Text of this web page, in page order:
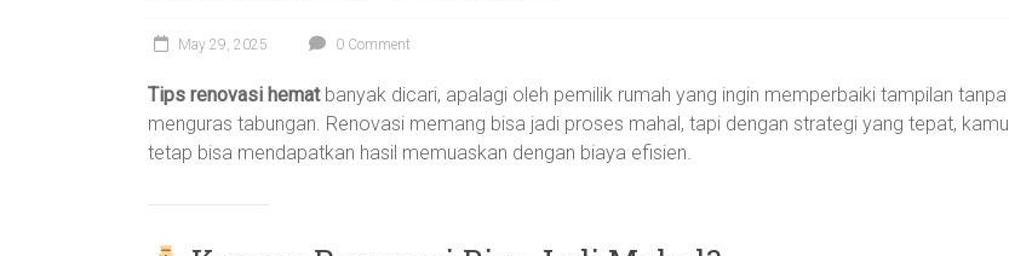
May 29, 2025 0 Comment
Tips renovasi hematbanyak dicari, apalagi oleh pemilik rumah yang ingin memperbaiki tampilan tanpa
menguras tabungan. Renovasi memang bisa jadi proses mahal, tapi dengan strategi yang tepat, kamu
tetap bisa mendapatkan hasil memuaskan dengan biaya efisien.